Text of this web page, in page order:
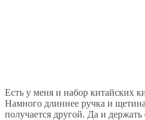
Есть у меня и набор китайских
Намного длиннее ручка и
получается другой. Да и